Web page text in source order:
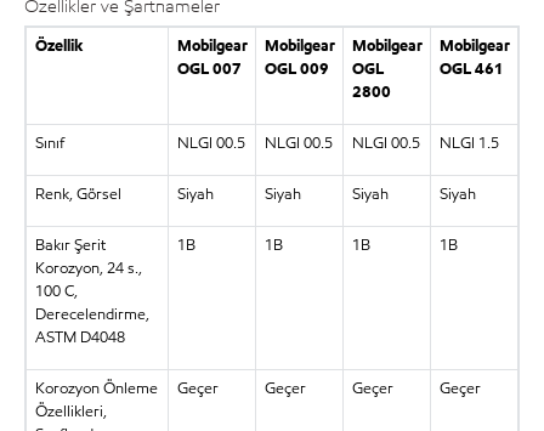
Özellikler ve Şartnameler
Özellik
Mobilgear
OGL 007
Mobilgear
OGL 009
Mobilgear
OGL
2800
Mobilgear
OGL 461
Sınıf NLGI 00.5 NLGI 00.5 NLGI 00.5 NLGI 1.5
Renk, Görsel Siyah Siyah Siyah Siyah
Bakır Şerit
Korozyon, 24 s.,
100 C,
Derecelendirme,
ASTM D4048
1B 1B 1B 1B
Korozyon Önleme
Özellikleri,
Geçer Geçer Geçer Geçer